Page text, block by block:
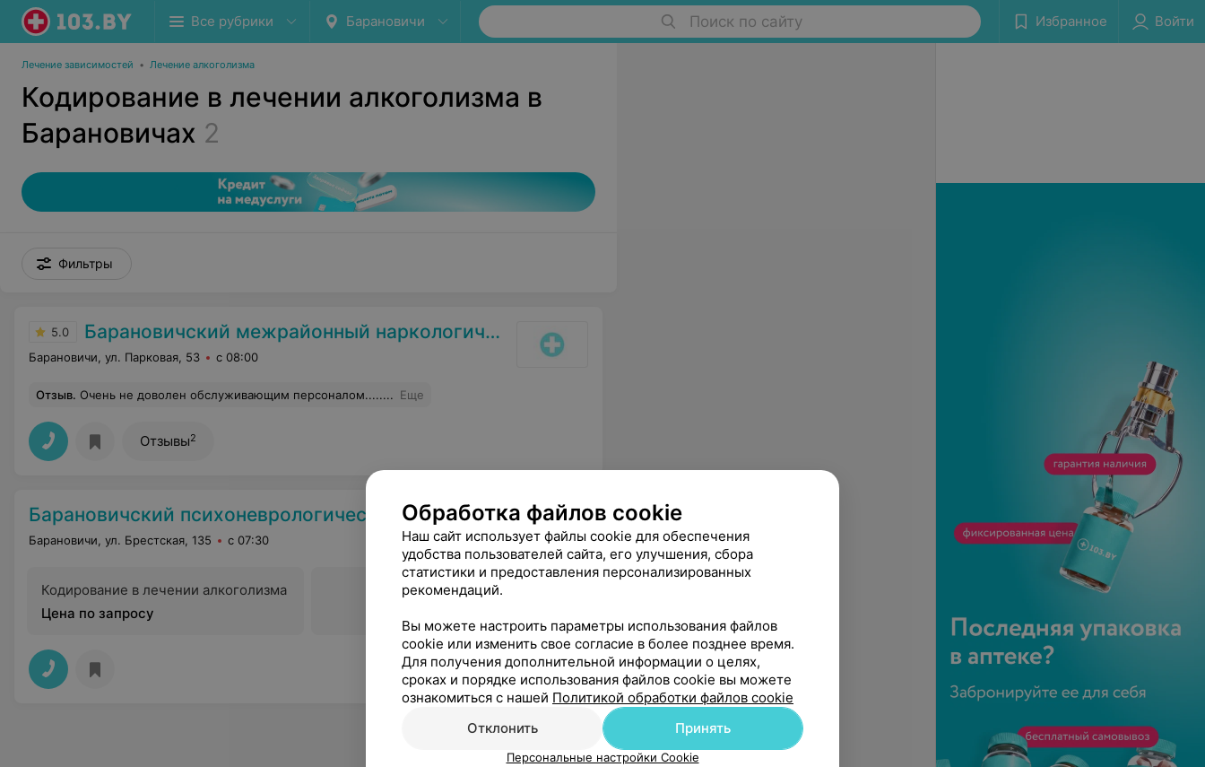
Все рубрики Барановичи Поиск по сайту Избранное Войти
Лечение зависимостей • Лечение алкоголизма
Кодирование в лечении алкоголизма в
Барановичах 2
Фильтры
5.0 Барановичский межрайонный наркологический диспансер
Барановичи, ул. Парковая, 53 с 08:00
Отзыв. Очень не доволен обслуживающим персоналом........ Еще
Отзывы2
Барановичский психоневрологический диспансер
Барановичи, ул. Брестская, 135 с 07:30
Кодирование в лечении алкоголизма
Цена по запросу
Все цены
Обработка файлов cookie
Наш сайт использует файлы cookie для обеспечения
удобства пользователей сайта, его улучшения, сбора
статистики и предоставления персонализированных
рекомендаций.
Вы можете настроить параметры использования файлов
cookie или изменить свое согласие в более позднее время.
Для получения дополнительной информации о целях,
сроках и порядке использования файлов cookie вы можете
ознакомиться с нашей Политикой обработки файлов cookie
Отклонить
Принять
Персональные настройки Cookie